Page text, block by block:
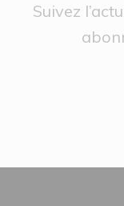
Suivez